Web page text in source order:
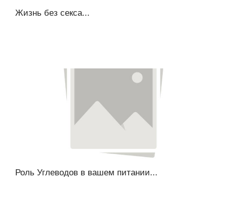
Жизнь без секса...
Роль Углеводов в вашем питании...